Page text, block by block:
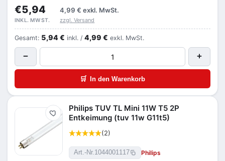
€5,94 4,99 € exkl. MwSt.
INKL. MWST. zzgl. Versand
Gesamt: 5,94 € inkl. / 4,99 € exkl. MwSt.
− +
🛒 In den Warenkorb
Merken
Philips TUV TL Mini 11W T5 2P
Entkeimung (tuv 11w G11t5)
(2)
Art.-Nr.1044001117 Philips